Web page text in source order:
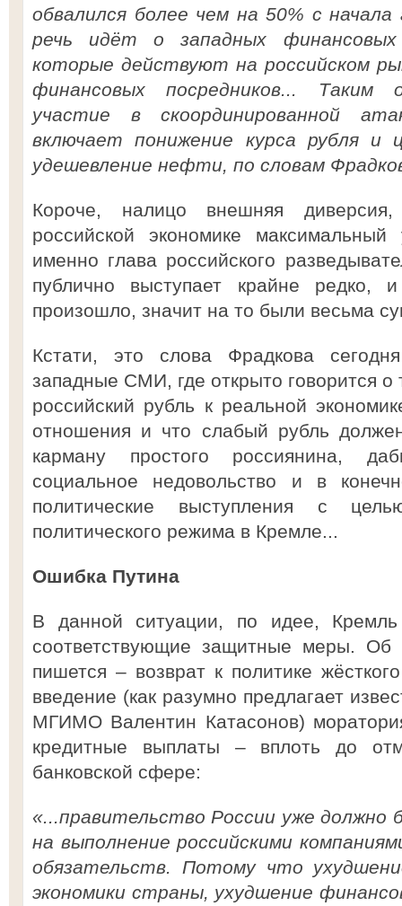
обвалился более чем на 50% с
речь идёт о западных
которые действуют на российском
финансовых посредников...
участие в скоординированной
включает понижение курса рубля
удешевление нефти, по словам
Короче, налицо внешняя
российской экономике
именно глава российского
публично выступает крайне редко,
произошло, значит на то были весьма
Кстати, это слова Фрадкова
западные СМИ, где открыто говорится
российский рубль к реальной
отношения и что слабый рубль
карману простого россиянина,
социальное недовольство и в
политические выступления с
политического режима в Кремле...
Ошибка Путина
В данной ситуации, по идее,
соответствующие защитные меры. Об
пишется – возврат к политике
введение (как разумно предлагает
МГИМО Валентин Катасонов)
кредитные выплаты – вплоть до
банковской сфере:
«...правительство России уже
на выполнение российскими
обязательств. Потому что
экономики страны, ухудшение